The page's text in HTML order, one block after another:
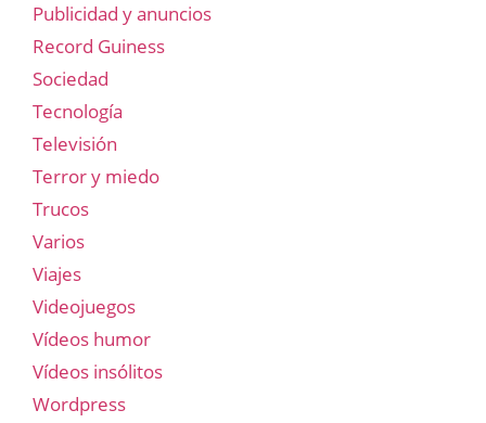
Publicidad y anuncios
Record Guiness
Sociedad
Tecnología
Televisión
Terror y miedo
Trucos
Varios
Viajes
Videojuegos
Vídeos humor
Vídeos insólitos
Wordpress